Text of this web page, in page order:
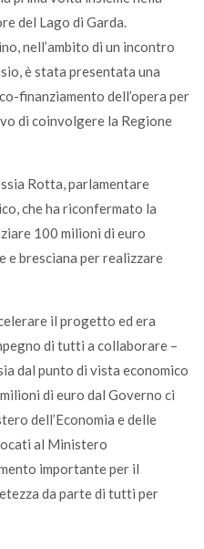
del Lago di Garda.
nell’ambito di un incontro
è stata presentata una
finanziamento dell’opera per
di coinvolgere la Regione
Rotta, parlamentare
che ha riconfermato la
100 milioni di euro
e bresciana per realizzare
il progetto ed era
di tutti a collaborare –
dal punto di vista economico
di euro dal Governo ci
dell’Economia e delle
al Ministero
importante per il
da parte di tutti per